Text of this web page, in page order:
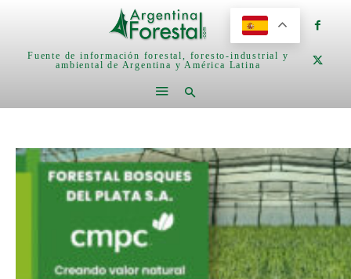
Fuente de información forestal, foresto-industrial y
ambiental de Argentina y América Latina